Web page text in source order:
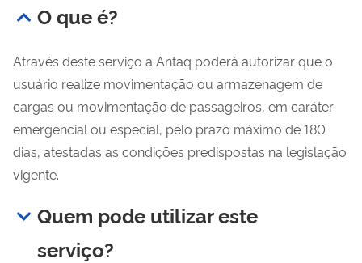
O que é?
Através deste serviço a Antaq poderá autorizar que o
usuário realize movimentação ou armazenagem de
cargas ou movimentação de passageiros, em caráter
emergencial ou especial, pelo prazo máximo de 180
dias, atestadas as condições predispostas na legislação
vigente.
Quem pode utilizar este
serviço?